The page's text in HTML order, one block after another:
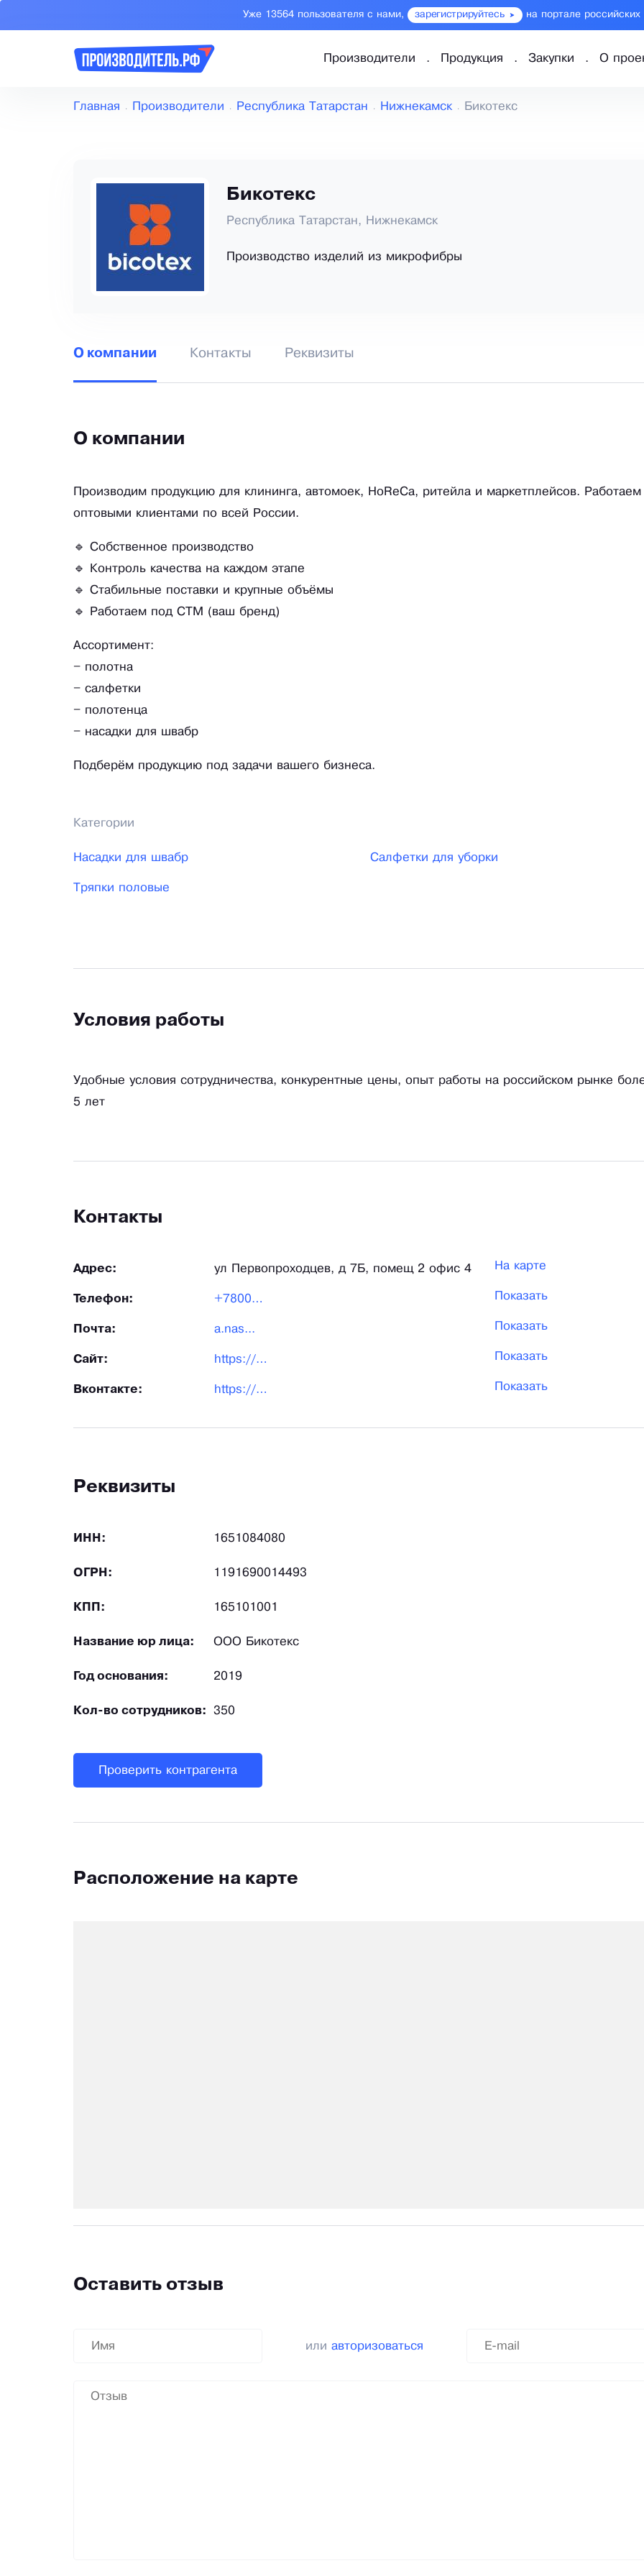
Уже 13564 пользователя с нами, зарегистрируйтесь на портале российских
Производители Продукция Закупки О
Главная Производители Республика Татарстан Нижнекамск Бикотекс
Бикотекс
Республика Татарстан, Нижнекамск
Производство изделий из микрофибры
О компании Контакты Реквизиты
О компании
Производим продукцию для клининга, автомоек, HoReCa, ритейла и маркетплейсов. Работаем
оптовыми клиентами по всей России.
🔹 Собственное производство
🔹 Контроль качества на каждом этапе
🔹 Стабильные поставки и крупные объёмы
🔹 Работаем под СТМ (ваш бренд)
Ассортимент:
– полотна
– салфетки
– полотенца
– насадки для швабр
Подберём продукцию под задачи вашего бизнеса.
Категории
Насадки для швабр Салфетки для уборки
Тряпки половые
Условия работы
Удобные условия сотрудничества, конкурентные цены, опыт работы на российском рынке
5 лет
Контакты
Адрес: ул Первопроходцев, д 7Б, помещ 2 офис 4 На карте
Телефон: +78002... Показать
Почта: a.nas... Показать
Сайт: https://bicotex.ru Показать
Вконтакте: https://vk.com/bicotexru Показать
Реквизиты
ИНН: 1651084080
ОГРН: 1191690014493
КПП: 165101001
Название юр лица: ООО Бикотекс
Год основания: 2019
Кол-во сотрудников: 350
Проверить контрагента
Расположение на карте
Оставить отзыв
или авторизоваться